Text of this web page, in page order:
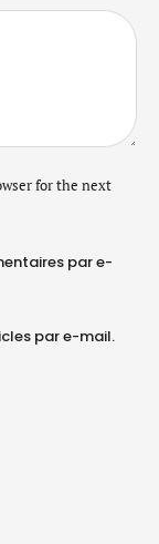
for the next
par e-
par e-mail.